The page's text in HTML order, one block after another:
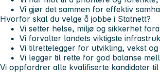
Vi gjør det sammen for effektiv
Hvorfor skal du velge å jobbe i Statnett?
Vi setter helse, miljø og sikkerhet
Vi forvalter landets viktigste
Vi tilrettelegger for utvikling, vekst
Vi legger til rette for god balanse
Vi oppfordrer alle kvalifiserte kandidater til